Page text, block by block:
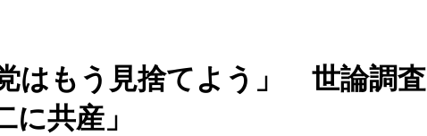
はもう見捨てよう」 世論調査
共産」